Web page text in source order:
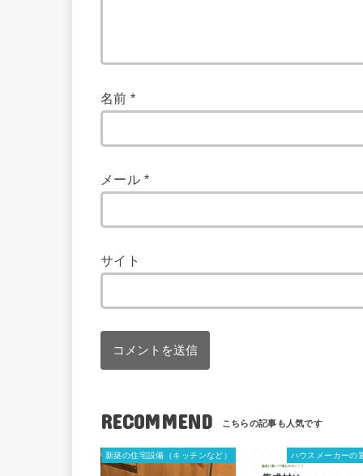
名前*
メール *
サイト
RECOMMEND
新築の住宅設備（キッチンなど） ハウスメーカーの